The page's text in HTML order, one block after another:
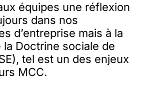
équipes une réflexion
dans nos
d’entreprise mais à la
la Doctrine sociale de
tel est un des enjeux
MCC.